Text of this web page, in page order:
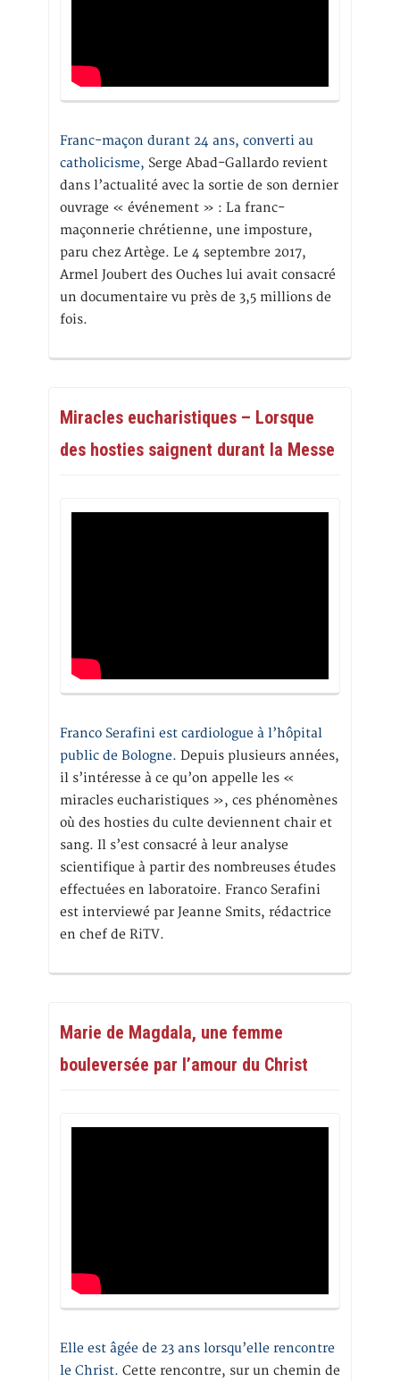
Franc-maçon durant 24 ans, converti au
catholicisme, Serge Abad-Gallardo revient
dans l’actualité avec la sortie de son dernier
ouvrage « événement » : La franc-
maçonnerie chrétienne, une imposture,
paru chez Artège. Le 4 septembre 2017,
Armel Joubert des Ouches lui avait consacré
un documentaire vu près de 3,5 millions de
fois.
Miracles eucharistiques – Lorsque
des hosties saignent durant la Messe
Franco Serafini est cardiologue à l’hôpital
public de Bologne. Depuis plusieurs années,
il s’intéresse à ce qu’on appelle les «
miracles eucharistiques », ces phénomènes
où des hosties du culte deviennent chair et
sang. Il s’est consacré à leur analyse
scientifique à partir des nombreuses études
effectuées en laboratoire. Franco Serafini
est interviewé par Jeanne Smits, rédactrice
en chef de RiTV.
Marie de Magdala, une femme
bouleversée par l’amour du Christ
Elle est âgée de 23 ans lorsqu’elle rencontre
le Christ. Cette rencontre, sur un chemin de